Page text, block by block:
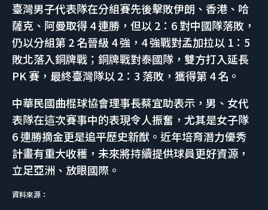
臺灣男子代表隊在分組賽先後擊敗伊朗、香港、哈
薩克、阿曼取得 4 連勝，但以 2：6 對中國隊落敗，
仍以分組第 2 名晉級 4 強，4 強戰對孟加拉以 1：5
敗北落入銅牌戰；銅牌戰對泰國隊，雙方打入延長
PK 賽，最終臺灣隊以 2：3 落敗，獲得第 4 名。
中華民國曲棍球協會理事長蔡宜助表示，男、女代
表隊在這次賽事中的表現令人振奮，尤其是女子隊
6 連勝摘金更是追平歷史新猷。近年培育潛力優秀
計畫有重大收穫，未來將持續提供球員更好資源，
立足亞洲、放眼國際。
資料來源：